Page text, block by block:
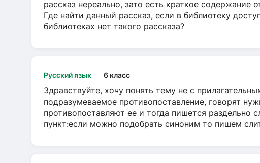
рассказ нереально, зато есть краткое содержание
Где найти данный рассказ, если в библиотеку
библиотеках нет такого рассказа?
Русский язык 6 класс
Здравствуйте, хочу понять тему не с
подразумеваемое противопоставление, говорят
противопоставляют ее и тогда пишется раздельно
пункт:если можно подобрать синоним то пишем